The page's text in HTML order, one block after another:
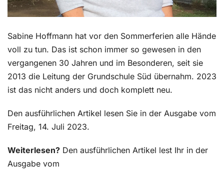
Sabine Hoffmann hat vor den Sommerferien alle Hände
voll zu tun. Das ist schon immer so gewesen in den
vergangenen 30 Jahren und im Besonderen, seit sie
2013 die Leitung der Grundschule Süd übernahm. 2023
ist das nicht anders und doch komplett neu.
Den ausführlichen Artikel lesen Sie in der Ausgabe vom
Freitag, 14. Juli 2023.
Weiterlesen? Den ausführlichen Artikel lest Ihr in der
Ausgabe vom